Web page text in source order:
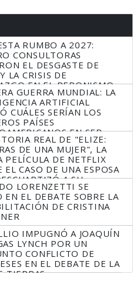
RUMBO A 2027:
CONSULTORAS
EL DESGASTE DE
LA CRISIS DE
EN EL PERONISMO
GUERRA MUNDIAL: LA
ARTIFICIAL
CUÁLES SERÍAN LOS
PAÍSES
EN SER
REAL DE "ELIZE:
DE UNA MUJER", LA
PELÍCULA DE NETFLIX
EL CASO DE UNA ESPOSA
A SU
LORENZETTI SE
EN EL DEBATE SOBRE LA
DE CRISTINA
IMPUGNÓ A JOAQUÍN
LYNCH POR UN
CONFLICTO DE
EN EL DEBATE DE LA
TIERRAS